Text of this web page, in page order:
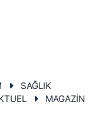
SAĞLIK
MAGAZİN